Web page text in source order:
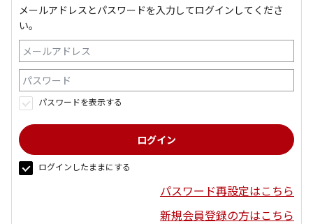
メールアドレスとパスワードを入力してログインしてくださ
い。
パスワードを表示する
ログインしたままにする
パスワード再設定はこちら
新規会員登録の方はこちら